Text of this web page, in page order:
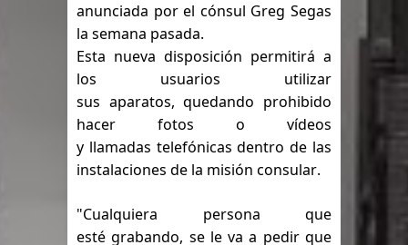
DIGEIG y Liga Municipal Dominicana
impulsan nuevas metas de
transparencia a través SISMAP
La Fiscalía de Bolivia ordena la
detención del expresidente Evo
anunciada por el cónsul Greg Segas
la semana pasada.
Esta nueva disposición permitirá a
los usuarios utilizar
sus aparatos, quedando prohibido
hacer fotos o vídeos
y llamadas telefónicas dentro de las
instalaciones de la misión consular.
"Cualquiera persona que
esté grabando, se le va a pedir que